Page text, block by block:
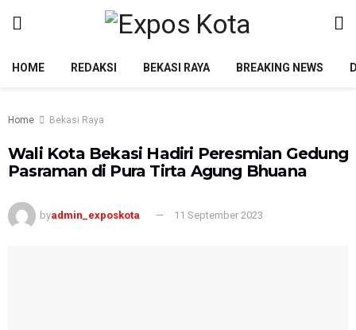
HOME REDAKSI BEKASI RAYA BREAKING NEWS
Home Bekasi Raya
Wali Kota Bekasi Hadiri Peresmian Gedung
Pasraman di Pura Tirta Agung Bhuana
byadmin_exposkota 11 September 2023